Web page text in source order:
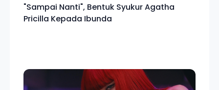
"Sampai Nanti", Bentuk Syukur Agatha
Pricilla Kepada Ibunda